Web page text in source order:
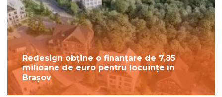
Redesign obține o finanțare de 7,85
milioane de euro pentru locuințe în
Brașov